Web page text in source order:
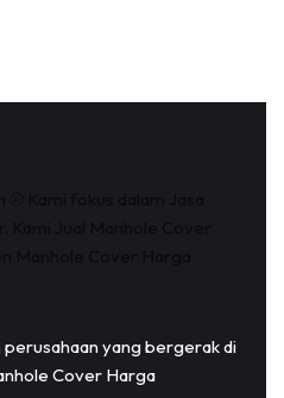
perusahaan yang bergerak di
Cover Harga